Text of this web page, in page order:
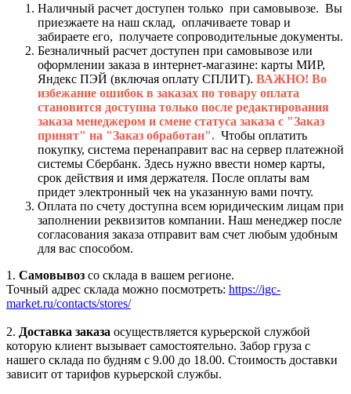
Наличный расчет доступен только при самовывозе. Вы
приезжаете на наш склад, оплачиваете товар и
забираете его, получаете сопроводительные документы.
Безналичный расчет доступен при самовывозе или
оформлении заказа в интернет-магазине: карты МИР,
Яндекс ПЭЙ (включая оплату СПЛИТ). ВАЖНО! Во
избежание ошибок в заказах по товару оплата
становится доступна только после редактирования
заказа менеджером и смене статуса заказа с "Заказ
принят" на "Заказ обработан". Чтобы оплатить
покупку, система перенаправит вас на сервер платежной
системы Сбербанк. Здесь нужно ввести номер карты,
срок действия и имя держателя. После оплаты вам
придет электронный чек на указанную вами почту.
Оплата по счету доступна всем юридическим лицам при
заполнении реквизитов компании. Наш менеджер после
согласования заказа отправит вам счет любым удобным
для вас способом.
1. Самовывоз со склада в вашем регионе.
Точный адрес склада можно посмотреть: https://igc-
market.ru/contacts/stores/
2. Доставка заказа осуществляется курьерской службой
которую клиент вызывает самостоятельно. Забор груза с
нашего склада по будням с 9.00 до 18.00. Стоимость доставки
зависит от тарифов курьерской службы.